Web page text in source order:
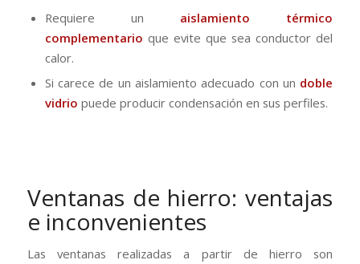
Requiere un aislamiento térmico
complementario que evite que sea conductor del
calor.
Si carece de un aislamiento adecuado con un doble
vidrio puede producir condensación en sus perfiles.
Ventanas de hierro: ventajas
e inconvenientes
Las ventanas realizadas a partir de hierro son